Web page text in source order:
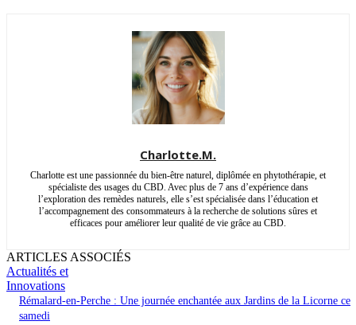
Charlotte.M.
Charlotte est une passionnée du bien-être naturel, diplômée en phytothérapie, et
spécialiste des usages du CBD. Avec plus de 7 ans d’expérience dans
l’exploration des remèdes naturels, elle s’est spécialisée dans l’éducation et
l’accompagnement des consommateurs à la recherche de solutions sûres et
efficaces pour améliorer leur qualité de vie grâce au CBD.
ARTICLES ASSOCIÉS
Actualités et
Innovations
Rémalard-en-Perche : Une journée enchantée aux Jardins de la Licorne ce
samedi